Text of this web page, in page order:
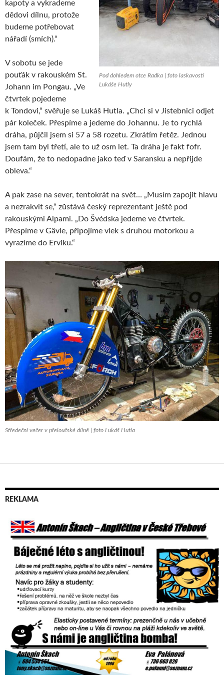
Pod dohledem otce Radka | foto laskavostí
Lukáše Hutly
kapoty a vykrademe
dědovi dílnu, protože
budeme potřebovat
nářadí (smích).“
V sobotu se jede
pouťák v rakouském St.
Johann im Pongau. „Ve
čtvrtek pojedeme
k Tondovi,“ svěřuje se Lukáš Hutla. „Chci si v Jistebnici odjet
pár koleček. Přespíme a jedeme do Johannu. Je to rychlá
dráha, půjčil jsem si 57 a 58 rozetu. Zkrátím řetěz. Jednou
jsem tam byl třetí, ale to už osm let. Ta dráha je fakt fofr.
Doufám, že to nedopadne jako teď v Saransku a nepřijde
obleva.“
A pak zase na sever, tentokrát na svět… „Musím zapojit hlavu
a nezrakvit se,“ zůstává český reprezentant ještě pod
rakouskými Alpami. „Do Švédska jedeme ve čtvrtek.
Přespíme v Gävle, připojíme vlek s druhou motorkou a
vyrazíme do Erviku.“
Středeční večer v přeloučské dílně | foto Lukáš Hutla
REKLAMA